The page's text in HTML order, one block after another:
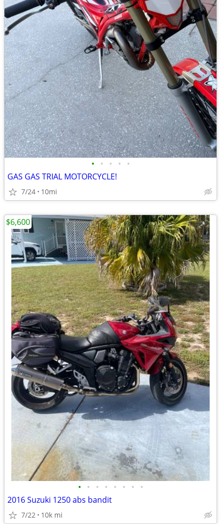
• • • • •
GAS GAS TRIAL MOTORCYCLE!
7/24 10mi
• • • • • • • •
2016 Suzuki 1250 abs bandit
7/22 10k mi
$6,600